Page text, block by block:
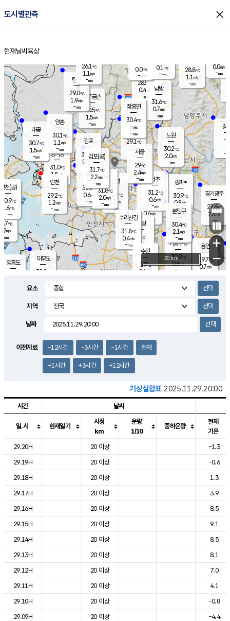
도시별관측 close
홈
현재날씨 육상
의도
℃
m/s
mm
영흥도
양주
28.5℃
0.4
-mm
과천
29.3℃
0.6m/s
- mm
용인
29.7℃
0.7m/s
경기광주
27.6℃
2.3m/s
-mm
1.9m/s
대부도
30.0
경서동
31.0℃
1.5 m/s
-mm
파주금촌
30.5℃
1.5m/s
-mm
28.8℃
1.1 m/s
-mm
대곶
30.7℃
1.5m/s
-mm
창
-
-m/
-
탄현
29.0℃
1.9m/s
-mm
0.0m/s
-mm
의왕
- ℃
m/s
mm
김포
31.3℃
0.8 m/s
mm
광명
32.3 ℃
1.3 m/s
-mm
부천
31.6℃
0.6m/s
-mm
양촌
30.1℃
1.1 m/s
-mm
구로
31.8℃
2.0m/s
-mm
은평
29.1℃
0.0 m/s
- mm
노원
30.2℃
2.0m/s
-mm
송파*
30.9℃
0.8m/s
-mm
서초
31.2℃
0.6m/s
-mm
남방
31.6℃
0.7m/s
-mm
기흥구갈
30.9℃
0.6m/s
-
수리산길
31.8℃
0.4m/s
-mm
분당구
30.4℃
2.1 m/s
-mm
장흥면
30.4℃
-m/s
-mm
0.0m/s
-mm
인천(공)
30.9℃
1.6m/s
-mm
김포(공)
31.7℃
2.2m/s
-mm
수원
29℃
2.1 m/s
인천
29.2℃
1.2m/s
-mm
서울
29℃
2.4m/s
-mm
26.1℃
1.1 m/s
-mm
0.1 m/s
-mm
+
−
20 km
요소
지역
날짜
이전자료 -12시간 -3시간 -1시간 현재
+1시간 +3시간 +12시간
기상실황표 2025.11.29.20:00
도시별 기상실황표로 지점, 날씨, 기온, 강수, 바람, 기압등을 안내한 표입
시간 날씨
일.시 현재일기
시정
km
운량
1/10
중하운량
현재
기온
29.20H
20 이상
-1.3
29.19H
20 이상
-0.6
29.18H
20 이상
1.3
29.17H
20 이상
3.9
29.16H
20 이상
8.5
29.15H
20 이상
9.1
29.14H
20 이상
8.5
29.13H
20 이상
8.1
29.12H
20 이상
7.0
29.11H
20 이상
4.1
29.10H
20 이상
-0.8
29.09H
20 이상
-4.4